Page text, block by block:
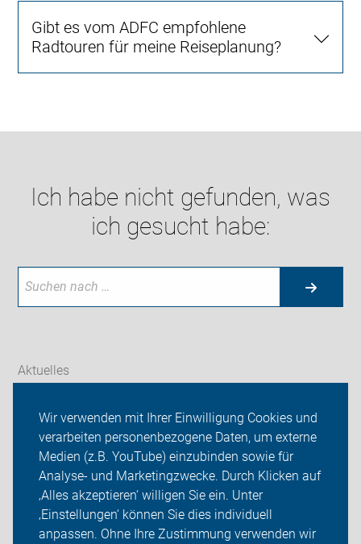
Wir verwenden mit Ihrer Einwilligung Cookies und
verarbeiten personenbezogene Daten, um externe
Medien (z.B. YouTube) einzubinden sowie für
Analyse- und Marketingzwecke. Durch Klicken auf
‚Alles akzeptieren‘ willigen Sie ein. Unter
‚Einstellungen‘ können Sie dies individuell
anpassen. Ohne Ihre Zustimmung verwenden wir
Gibt es vom ADFC empfohlene
Radtouren für meine Reiseplanung?
Ich habe nicht gefunden, was
ich gesucht habe:
Aktuelles
ADFC Lohmar
Sei dabei
Presse